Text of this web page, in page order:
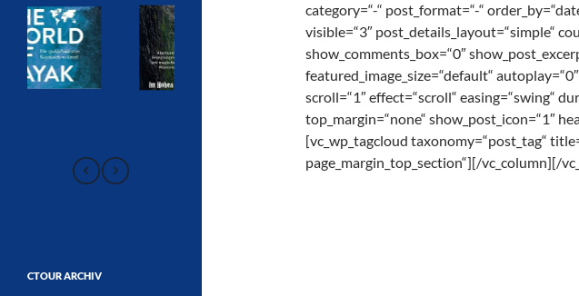
category=“-“ post_format=“-“
visible=“3″ post_details_layout=“simple“
show_comments_box=“0″
featured_image_size=“default“
scroll=“1″ effect=“scroll“ easing=“swing“
top_margin=“none“ show_post_icon=“1″
[vc_wp_tagcloud taxonomy=“post_tag“
page_margin_top_section“][/vc_column][/
CTOUR ARCHIV